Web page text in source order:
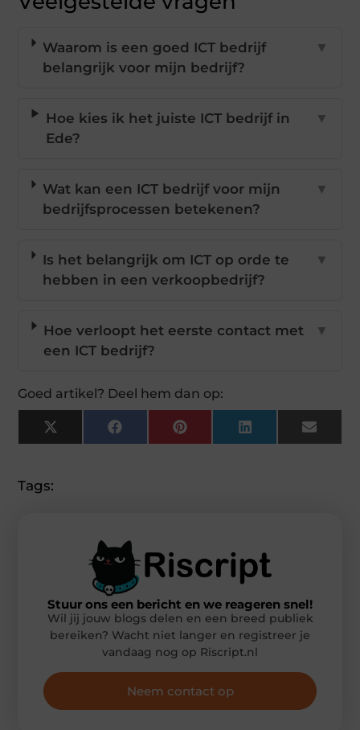
Waarom is een goed ICT bedrijf
belangrijk voor mijn bedrijf?
▼
Hoe kies ik het juiste ICT bedrijf in
Ede?
▼
Wat kan een ICT bedrijf voor mijn
bedrijfsprocessen betekenen?
▼
Is het belangrijk om ICT op orde te
hebben in een verkoopbedrijf?
▼
Hoe verloopt het eerste contact met
een ICT bedrijf?
▼
Goed artikel? Deel hem dan op:
X
(Twitter)
FacebookPinterestLinkedInEmail
Tags:
Stuur ons een bericht en we reageren snel!
Wil jij jouw blogs delen en een breed publiek
bereiken? Wacht niet langer en registreer je
vandaag nog op Riscript.nl
Neem contact op